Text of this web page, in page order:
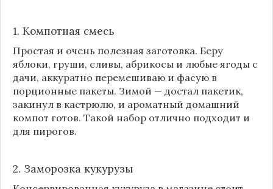
1. Компотная смесь
Простая и очень полезная заготовка. Беру
яблоки, груши, сливы, абрикосы и любые ягоды с
дачи, аккуратно перемешиваю и фасую в
порционные пакеты. Зимой — достал пакетик,
закинул в кастрюлю, и ароматный домашний
компот готов. Такой набор отлично подходит и
для пирогов.
2. Заморозка кукурузы